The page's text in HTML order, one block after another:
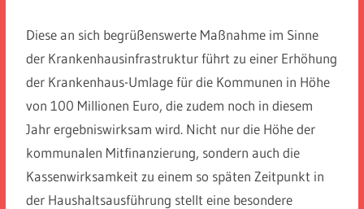
Diese an sich begrüßenswerte Maßnahme im Sinne
der Krankenhausinfrastruktur führt zu einer Erhöhung
der Krankenhaus-Umlage für die Kommunen in Höhe
von 100 Millionen Euro, die zudem noch in diesem
Jahr ergebniswirksam wird. Nicht nur die Höhe der
kommunalen Mitfinanzierung, sondern auch die
Kassenwirksamkeit zu einem so späten Zeitpunkt in
der Haushaltsausführung stellt eine besondere